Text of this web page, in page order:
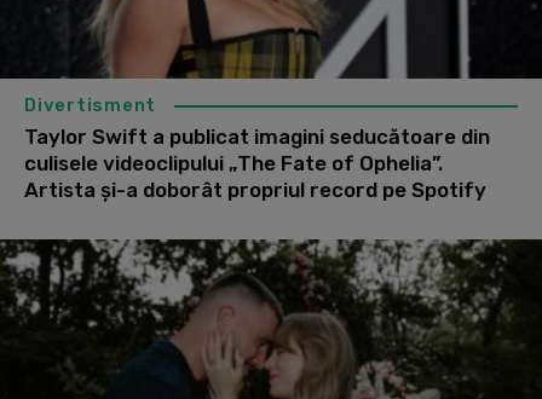
Divertisment
Taylor Swift a publicat imagini seducătoare din
culisele videoclipului „The Fate of Ophelia”.
Artista şi-a doborât propriul record pe Spotify